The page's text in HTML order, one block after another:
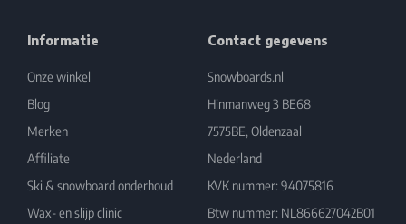
Informatie
Onze winkel
Blog
Merken
Affiliate
Ski & snowboard onderhoud
Wax- en slijp clinic
Contact gegevens
Snowboards.nl
Hinmanweg 3 BE68
7575BE, Oldenzaal
Nederland
KVK nummer: 94075816
Btw nummer: NL866627042B01